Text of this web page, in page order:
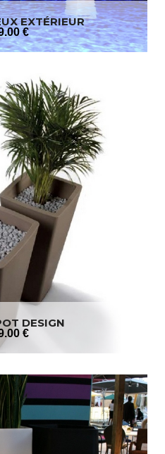
EXTÉRIEUR
.00 €
DESIGN
.00 €